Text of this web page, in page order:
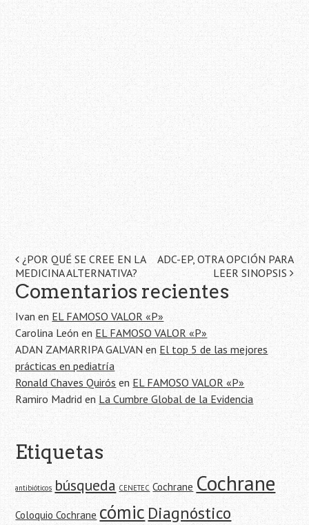
Navegación
de
la
entrada
¿POR QUÉ SE CREE EN LA
MEDICINA ALTERNATIVA?
ADC-EP, OTRA OPCIÓN PARA
LEER SINOPSIS
Comentarios recientes
Ivan en EL FAMOSO VALOR «P»
Carolina León en EL FAMOSO VALOR «P»
ADAN ZAMARRIPA GALVAN en El top 5 de las mejores
prácticas en pediatría
Ronald Chaves Quirós en EL FAMOSO VALOR «P»
Ramiro Madriden La Cumbre Global de la Evidencia
Etiquetas
antibióticos búsqueda CENETEC Cochrane Cochrane
Coloquio Cochrane cómic Diagnóstico